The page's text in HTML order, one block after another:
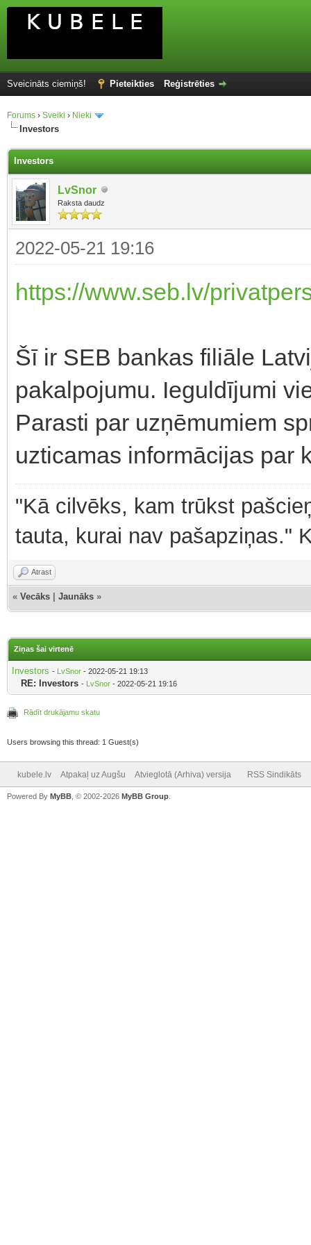
Sveicināts ciemiņš! Pieteikties Reģistrēties
Forums › Sveiki › Nieki
Investors
Investors
LvSnor
Raksta daudz
2022-05-21 19:16
https://www.seb.lv/
Šī ir SEB bankas filiāle
pakalpojumu. Ieguldījumi
Parasti par uzņēmumiem
uzticamas informācijas par
"Kā cilvēks, kam trūkst
tauta, kurai nav pašapziņas."
Atrast
« Vecāks Jaunāks »
Ziņas šai virtenē
Investors - LvSnor - 2022-05-21 19:13
RE: Investors - LvSnor - 2022-05-21 19:16
Rādīt drukājamu skatu
Users browsing this thread: 1 Guest(s)
kubele.lv Atpakaļ uz Augšu Atvieglotā (Arhiva) versija RSS Sindikāts
Powered By MyBB , © 2002-2026 MyBB Group